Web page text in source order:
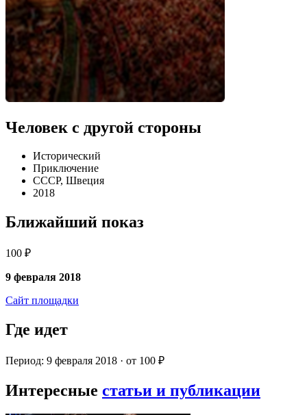
Человек с другой стороны
Исторический
Приключение
СССР, Швеция
2018
Ближайший показ
100 ₽
9 февраля 2018
Сайт площадки
Где идет
Период: 9 февраля 2018 · от 100 ₽
Интересные статьи и публикации